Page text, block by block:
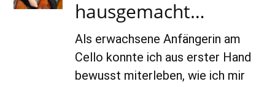
hausgemacht…
Als erwachsene Anfängerin am
Cello konnte ich aus erster Hand
bewusst miterleben, wie ich mir